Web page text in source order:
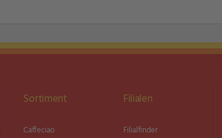
Sortiment
Caffeciao
Filialen
Filialfinder